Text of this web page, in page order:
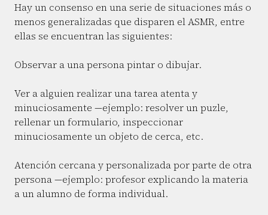
Hay un consenso en una serie de situaciones más o
menos generalizadas que disparen el ASMR, entre
ellas se encuentran las siguientes:
Observar a una persona pintar o dibujar.
Ver a alguien realizar una tarea atenta y
minuciosamente —ejemplo: resolver un puzle,
rellenar un formulario, inspeccionar
minuciosamente un objeto de cerca, etc.
Atención cercana y personalizada por parte de otra
persona —ejemplo: profesor explicando la materia
a un alumno de forma individual.